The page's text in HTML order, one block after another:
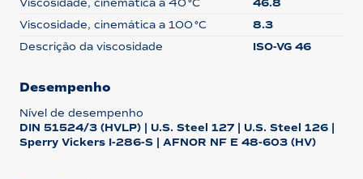
Viscosidade, cinemática a 40 °C
46.8
Viscosidade, cinemática a 100 °C
8.3
Descrição da viscosidade
ISO-VG 46
Desempenho
Nível de desempenho
DIN 51524/3 (HVLP) | U.S. Steel 127 | U.S. Steel 126 |
Sperry Vickers I-286-S | AFNOR NF E 48-603 (HV)